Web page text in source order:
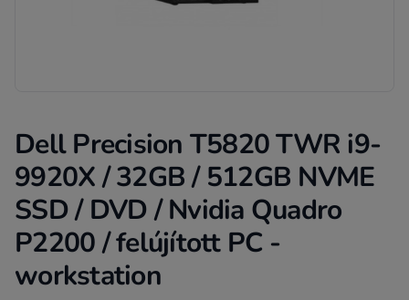
Dell Precision T5820 TWR i9-
9920X / 32GB / 512GB NVME
SSD / DVD / Nvidia Quadro
P2200 / felújított PC -
workstation